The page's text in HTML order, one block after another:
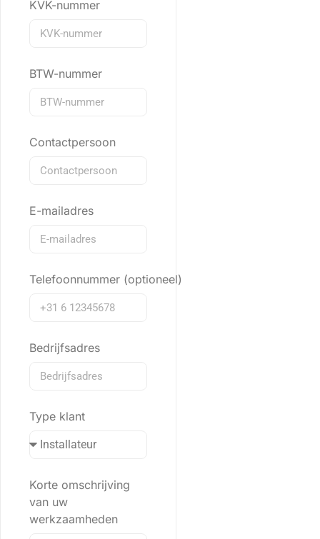
KVK-nummer
BTW-nummer
Contactpersoon
E-mailadres
Telefoonnummer (optioneel)
Bedrijfsadres
Type klant
Korte omschrijving
van uw
werkzaamheden